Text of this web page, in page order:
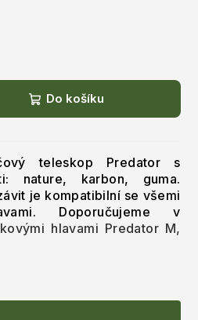
teleskop Predator s
nature, karbon, guma.
je kompatibilní se všemi
Doporučujeme v
hlavami Predator M,
Do košíku